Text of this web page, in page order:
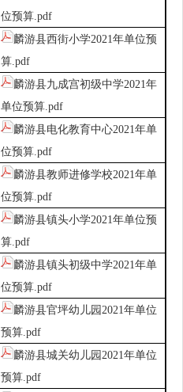
位预算.pdf
麟游县西街小学2021年单位预
算.pdf
麟游县九成宫初级中学2021年
单位预算.pdf
麟游县电化教育中心2021年单
位预算.pdf
麟游县教师进修学校2021年单
位预算.pdf
麟游县镇头小学2021年单位预
算.pdf
麟游县镇头初级中学2021年单
位预算.pdf
麟游县官坪幼儿园2021年单位
预算.pdf
麟游县城关幼儿园2021年单位
预算.pdf